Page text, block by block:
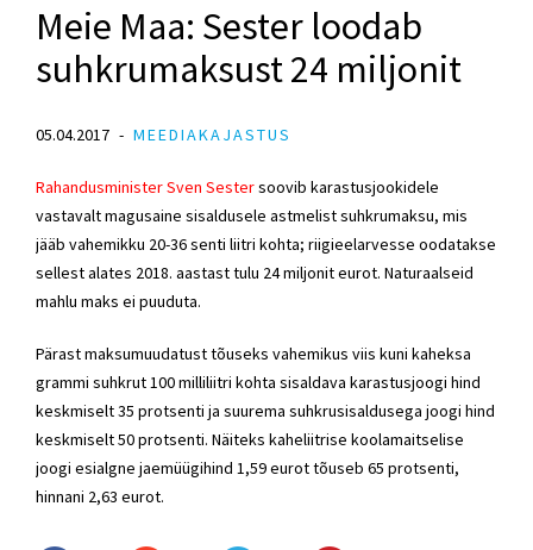
Meie Maa: Sester loodab
suhkrumaksust 24 miljonit
05.04.2017 MEEDIAKAJASTUS
Rahandusminister Sven Sestersoovib karastusjookidele
vastavalt magusaine sisaldusele astmelist suhkrumaksu, mis
jääb vahemikku 20-36 senti liitri kohta; riigieelarvesse oodatakse
sellest alates 2018. aastast tulu 24 miljonit eurot. Naturaalseid
mahlu maks ei puuduta.
Pärast maksumuudatust tõuseks vahemikus viis kuni kaheksa
grammi suhkrut 100 milliliitri kohta sisaldava karastusjoogi hind
keskmiselt 35 protsenti ja suurema suhkrusisaldusega joogi hind
keskmiselt 50 protsenti. Näiteks kaheliitrise koolamaitselise
joogi esialgne jaemüügihind 1,59 eurot tõuseb 65 protsenti,
hinnani 2,63 eurot.